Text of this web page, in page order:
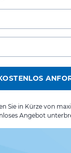
Sie in Kürze von
Angebot